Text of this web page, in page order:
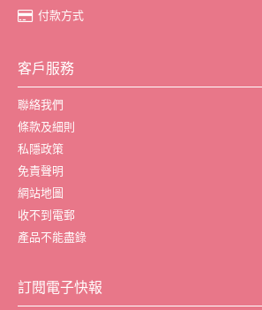
付款方式
客戶服務
聯絡我們
條款及細則
私隱政策
免責聲明
網站地圖
收不到電郵
產品不能盡錄
訂閱電子快報